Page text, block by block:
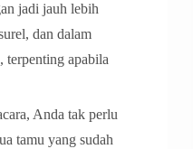
jadi jauh lebih
dan dalam
terpenting apabila
Anda tak perlu
tamu yang sudah